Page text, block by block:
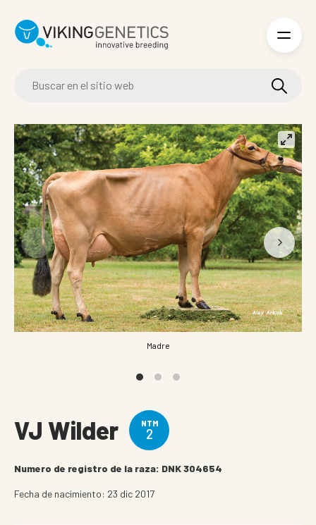
Madre
VJ Wilder NTM
2
Numero de registro de la raza: DNK 304654
Fecha de nacimiento: 23 dic 2017